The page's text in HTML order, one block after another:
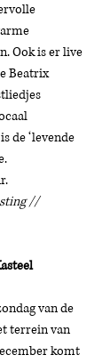
Ook is er live
Beatrix
de ‘levende
//
van de
terrein van
komt